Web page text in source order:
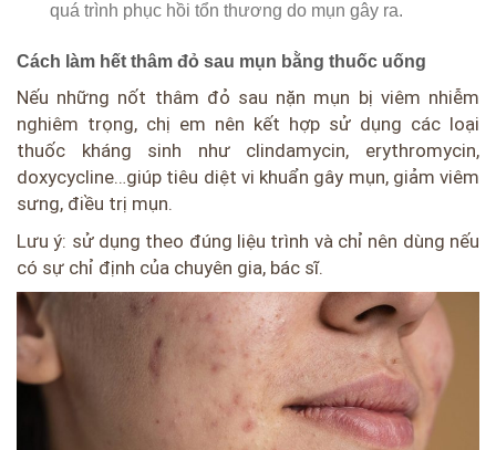
quá trình phục hồi tổn thương do mụn gây ra.
Cách làm hết thâm đỏ sau mụn bằng thuốc uống
Nếu những nốt thâm đỏ sau nặn mụn bị viêm nhiễm
nghiêm trọng, chị em nên kết hợp sử dụng các loại
thuốc kháng sinh như clindamycin, erythromycin,
doxycycline…giúp tiêu diệt vi khuẩn gây mụn, giảm viêm
sưng, điều trị mụn.
Lưu ý: sử dụng theo đúng liệu trình và chỉ nên dùng nếu
có sự chỉ định của chuyên gia, bác sĩ.